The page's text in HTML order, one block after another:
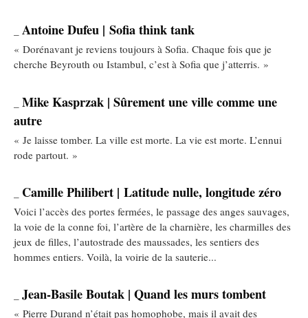
Antoine Dufeu | Sofia think tank
« Dorénavant je reviens toujours à Sofia. Chaque fois que je
cherche Beyrouth ou Istambul, c’est à Sofia que j’atterris. »
Mike Kasprzak | Sûrement une ville comme une
autre
« Je laisse tomber. La ville est morte. La vie est morte. L’ennui
rode partout. »
Camille Philibert | Latitude nulle, longitude zéro
Voici l’accès des portes fermées, le passage des anges sauvages,
la voie de la conne foi, l’artère de la charnière, les charmilles des
jeux de filles, l’autostrade des maussades, les sentiers des
hommes entiers. Voilà, la voirie de la sauterie...
Jean-Basile Boutak | Quand les murs tombent
« Pierre Durand n’était pas homophobe, mais il avait des